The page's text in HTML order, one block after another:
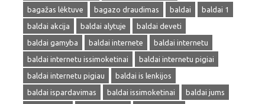
bagažas lėktuve
bagazo draudimas baldai
baldai 1
baldai akcija
baldai alytuje
baldai deveti
baldai gamyba
baldai internete
baldai internetu
baldai internetu issimoketinai
baldai internetu pigiai
baldai internetu pigiau
baldai is lenkijos
baldai ispardavimas
baldai issimoketinai
baldai jums